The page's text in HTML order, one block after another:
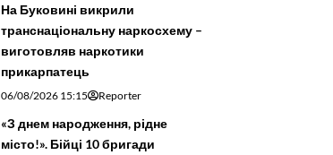
На Буковині викрили
транснаціональну наркосхему –
виготовляв наркотики
прикарпатець
06/08/2026 15:15 Reporter
«З днем народження, рідне
місто!». Бійці 10 бригади